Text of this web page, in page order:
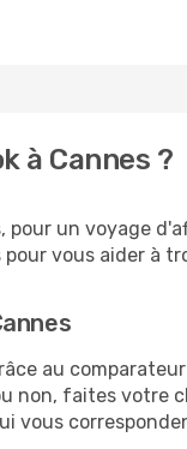
à Cannes ?
pour un voyage
vous aider à
au
faites votre
vous